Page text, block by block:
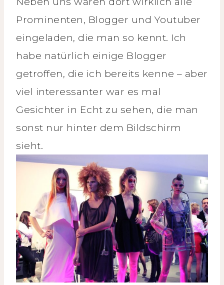
Prominenten, Blogger und Youtuber
eingeladen, die man so kennt. Ich
habe natürlich einige Blogger
getroffen, die ich bereits kenne – aber
viel interessanter war es mal
Gesichter in Echt zu sehen, die man
sonst nur hinter dem Bildschirm
sieht.